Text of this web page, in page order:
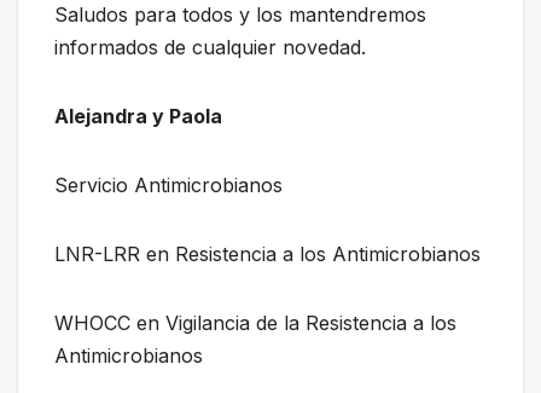
Saludos para todos y los mantendremos
informados de cualquier novedad.
Alejandra y Paola
Servicio Antimicrobianos
LNR-LRR en Resistencia a los Antimicrobianos
WHOCC en Vigilancia de la Resistencia a los
Antimicrobianos